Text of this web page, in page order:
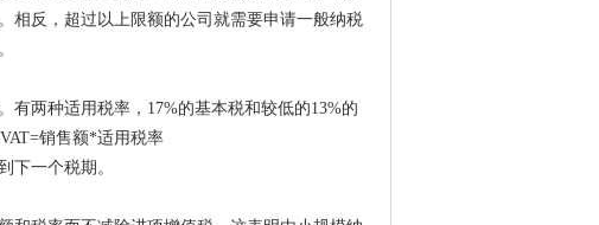
相反，超过以上限额的公司就需要申请一般纳税
两种适用税率，17%的基本税和较低的13%的
销售额*适用税率
下一个税期。